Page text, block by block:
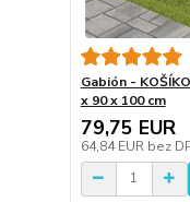
Gabión -
x 90 x 100 cm
79,75 EUR
64,84 EUR bez